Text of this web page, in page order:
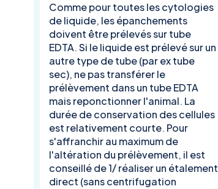
Comme pour toutes les cytologies
de liquide, les épanchements
doivent être prélevés sur tube
EDTA. Si le liquide est prélevé sur un
autre type de tube (par ex tube
sec), ne pas transférer le
prélèvement dans un tube EDTA
mais reponctionner l'animal. La
durée de conservation des cellules
est relativement courte. Pour
s'affranchir au maximum de
l'altération du prélèvement, il est
conseillé de 1/ réaliser un étalement
direct (sans centrifugation